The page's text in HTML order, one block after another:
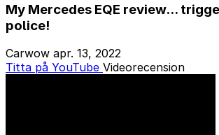
My Mercedes EQE review...
police!
Carwow apr. 13, 2022
Titta på YouTube Videorecension